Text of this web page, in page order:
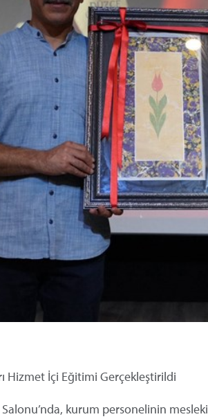
Hizmet İçi Eğitimi Gerçekleştirildi
kurum personelinin